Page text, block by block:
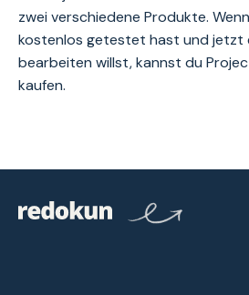
zwei verschiedene Produkte.
kostenlos getestet hast und jetzt
bearbeiten willst, kannst du
kaufen.